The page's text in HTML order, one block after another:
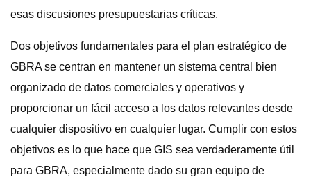
esas discusiones presupuestarias críticas.
Dos objetivos fundamentales para el plan estratégico de
GBRA se centran en mantener un sistema central bien
organizado de datos comerciales y operativos y
proporcionar un fácil acceso a los datos relevantes desde
cualquier dispositivo en cualquier lugar. Cumplir con estos
objetivos es lo que hace que GIS sea verdaderamente útil
para GBRA, especialmente dado su gran equipo de